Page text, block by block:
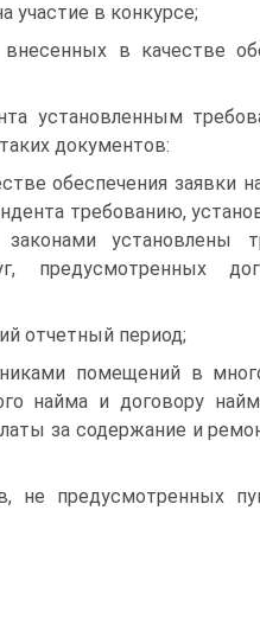
участие в конкурсе;
в качестве
установленным
документов:
обеспечения заявки
требованию,
установлены
предусмотренных
отчетный период;
помещений в
найма и договору
за содержание и
не предусмотренных